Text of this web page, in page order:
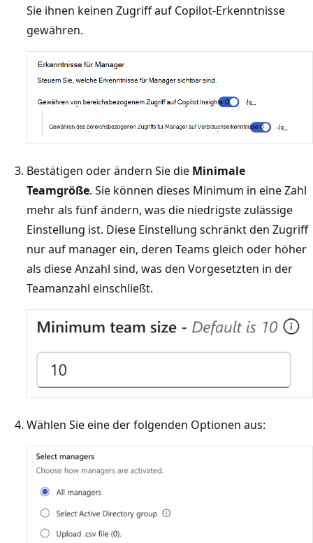
Sie ihnen keinen Zugriff auf Copilot-Erkenntnisse
gewähren.
Bestätigen oder ändern Sie die Minimale
Teamgröße. Sie können dieses Minimum in eine Zahl
mehr als fünf ändern, was die niedrigste zulässige
Einstellung ist. Diese Einstellung schränkt den Zugriff
nur auf manager ein, deren Teams gleich oder höher
als diese Anzahl sind, was den Vorgesetzten in der
Teamanzahl einschließt.
Wählen Sie eine der folgenden Optionen aus: